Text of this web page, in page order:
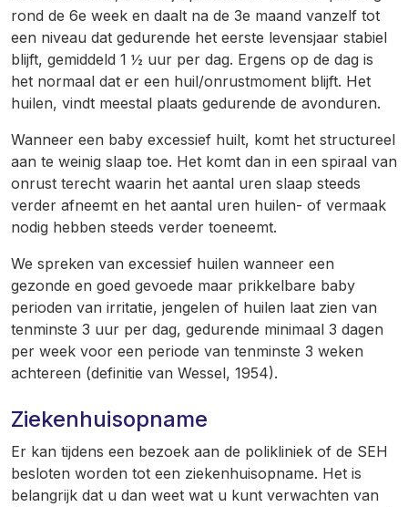
rond de 6e week en daalt na de 3e maand vanzelf tot
een niveau dat gedurende het eerste levensjaar stabiel
blijft, gemiddeld 1 ½ uur per dag. Ergens op de dag is
het normaal dat er een huil/onrustmoment blijft. Het
huilen, vindt meestal plaats gedurende de avonduren.
Wanneer een baby excessief huilt, komt het structureel
aan te weinig slaap toe. Het komt dan in een spiraal van
onrust terecht waarin het aantal uren slaap steeds
verder afneemt en het aantal uren huilen- of vermaak
nodig hebben steeds verder toeneemt.
We spreken van excessief huilen wanneer een
gezonde en goed gevoede maar prikkelbare baby
perioden van irritatie, jengelen of huilen laat zien van
tenminste 3 uur per dag, gedurende minimaal 3 dagen
per week voor een periode van tenminste 3 weken
achtereen (definitie van Wessel, 1954).
Ziekenhuisopname
Er kan tijdens een bezoek aan de polikliniek of de SEH
besloten worden tot een ziekenhuisopname. Het is
belangrijk dat u dan weet wat u kunt verwachten van